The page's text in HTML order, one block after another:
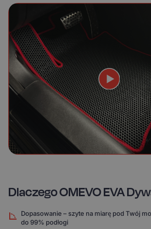
Dlaczego OMEVO EVA
Dopasowanie – szyte na miarę pod Twój
do 99% podłogi